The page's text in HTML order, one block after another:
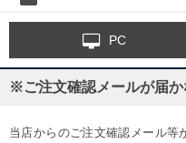
PC
※ご注文確認メールが届
当店からのご注文確認メール等